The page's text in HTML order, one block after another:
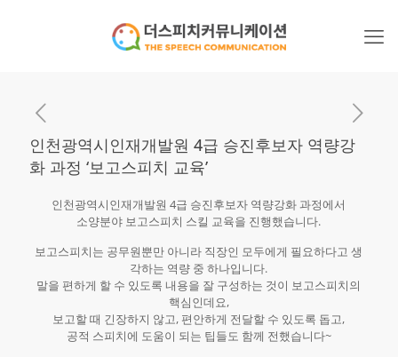
인천광역시인재개발원 4급 승진후보자 역량강
화 과정 ‘보고스피치 교육’
인천광역시인재개발원 4급 승진후보자 역량강화 과정에서
소양분야 보고스피치 스킬 교육을 진행했습니다.
보고스피치는 공무원뿐만 아니라 직장인 모두에게 필요하다고 생
각하는 역량 중 하나입니다.
말을 편하게 할 수 있도록 내용을 잘 구성하는 것이 보고스피치의
핵심인데요,
보고할 때 긴장하지 않고, 편안하게 전달할 수 있도록 돕고,
공적 스피치에 도움이 되는 팁들도 함께 전했습니다~